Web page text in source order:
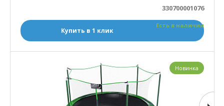
330700001076
Есть в наличии
Купить в 1 клик
Новинка